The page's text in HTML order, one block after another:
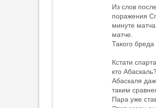
Из слов
поражения
минуте
матче.
Такого
Кстати
кто
Абаскаля
таким
Пара уже